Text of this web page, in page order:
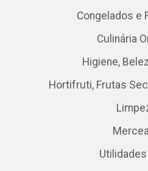
Congelados e
Culinária
Higiene,
Hortifruti, Frutas